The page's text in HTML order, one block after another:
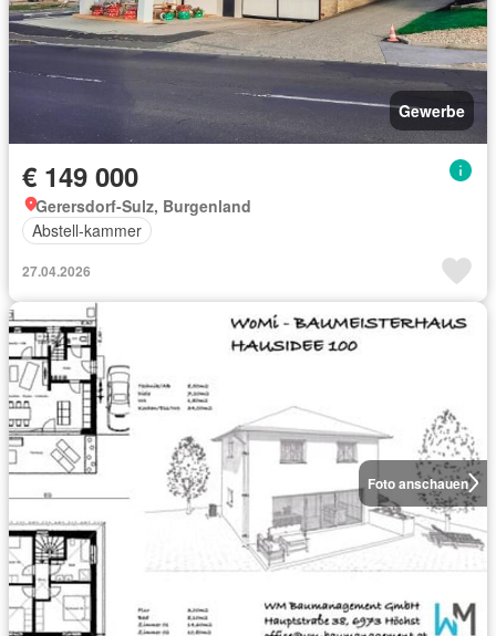
Gewerbe
€ 149 000
Gerersdorf-Sulz, Burgenland
Abstell-kammer
27.04.2026
Foto anschauen